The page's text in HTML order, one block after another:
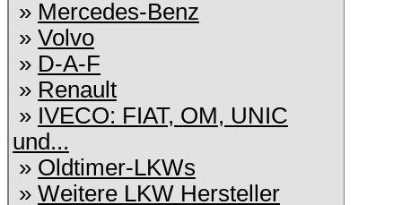
» Mercedes-Benz
» Volvo
» D-A-F
» Renault
» IVECO: FIAT, OM, UNIC
und...
» Oldtimer-LKWs
» Weitere LKW Hersteller